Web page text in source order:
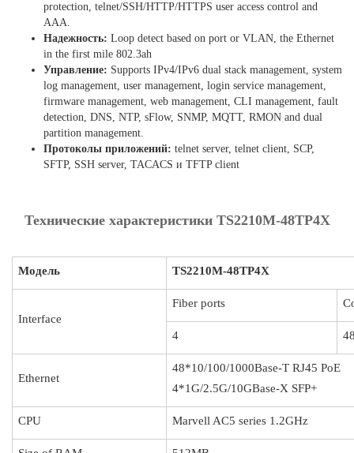
protection, telnet/SSH/HTTP/HTTPS user access control and
AAA.
Надежность: Loop detect based on port or VLAN, the Ethernet
in the first mile 802.3ah
Управление: Supports IPv4/IPv6 dual stack management, system
log management, user management, login service management,
firmware management, web management, CLI management, fault
detection, DNS, NTP, sFlow, SNMP, MQTT, RMON and dual
partition management.
Протоколы приложений: telnet server, telnet client, SCP,
SFTP, SSH server, TACACS и TFTP client
Технические характеристики TS2210M-48TP4X
Модель TS2210M-48TP4X
Interface
Fiber ports
4
Ethernet
48*10/100/1000Base-T RJ45 PoE
4*1G/2.5G/10GBase-X SFP+
CPU Marvell AC5 series 1.2GHz